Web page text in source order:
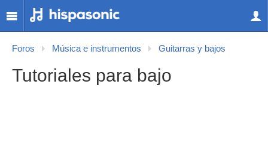
Foros Música e instrumentos Guitarras y bajos
Tutoriales para bajo